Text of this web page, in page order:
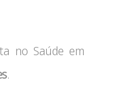
no Saúde em
.